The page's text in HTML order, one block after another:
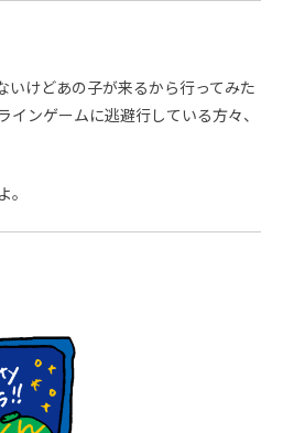
いけどあの子が来るから行ってみた
ンゲームに逃避行している方々、
。